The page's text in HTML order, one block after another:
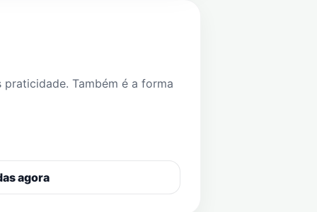
Também é a forma
agora